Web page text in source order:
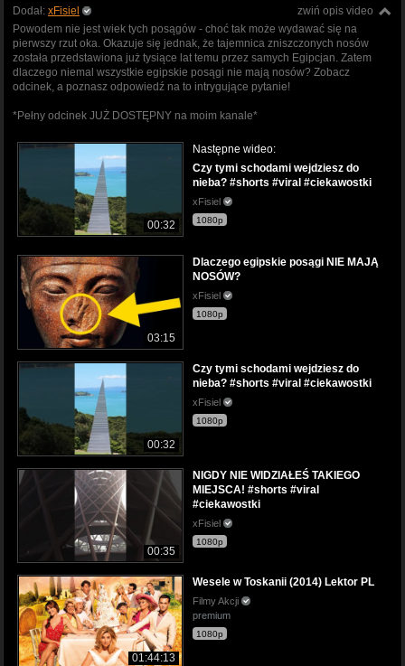
zwiń opis video
Dodał: xFisiel
Powodem nie jest wiek tych posągów - choć tak może wydawać się na
pierwszy rzut oka. Okazuje się jednak, że tajemnica zniszczonych nosów
została przedstawiona już tysiące lat temu przez samych Egipcjan. Zatem
dlaczego niemal wszystkie egipskie posągi nie mają nosów? Zobacz
odcinek, a poznasz odpowiedź na to intrygujące pytanie!
*Pełny odcinek JUŻ DOSTĘPNY na moim kanale*
00:32
Następne wideo:
Czy tymi schodami wejdziesz do
nieba? #shorts #viral #ciekawostki
xFisiel
1080p
03:15
Dlaczego egipskie posągi NIE MAJĄ
NOSÓW?
xFisiel
1080p
00:32
Czy tymi schodami wejdziesz do
nieba? #shorts #viral #ciekawostki
xFisiel
1080p
00:35
NIGDY NIE WIDZIAŁEŚ TAKIEGO
MIEJSCA! #shorts #viral
#ciekawostki
xFisiel
1080p
01:44:13
Wesele w Toskanii (2014) Lektor PL
Filmy Akcji
premium
1080p